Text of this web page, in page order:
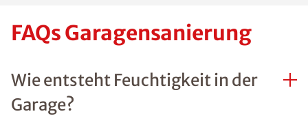
FAQs Garagensanierung
Wie entsteht Feuchtigkeit in der
Garage?